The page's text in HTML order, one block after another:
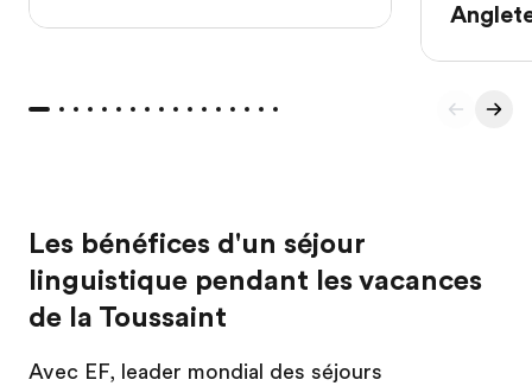
Les bénéfices d'un séjour
linguistique pendant les vacances
de la Toussaint
Avec EF, leader mondial des séjours